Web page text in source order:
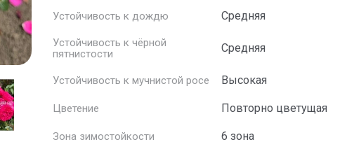
Устойчивость к дождю Средняя
Устойчивость к чёрной
пятнистости
Средняя
Устойчивость к мучнистой росе Высокая
Цветение Повторно цветущая
Зона зимостойкости 6 зона